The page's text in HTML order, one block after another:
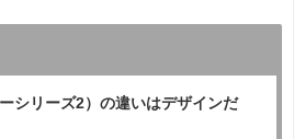
シリーズ2）の違いはデザインだ